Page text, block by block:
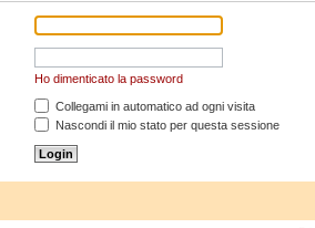
Ho dimenticato la password
Collegami in automatico ad ogni visita
Nascondi il mio stato per questa sessione